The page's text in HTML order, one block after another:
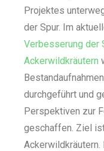
Projektes
der Spur. Im
Verbesserung der
Ackerwildkräutern
durchgeführt und
Perspektiven zur
geschaffen. Ziel